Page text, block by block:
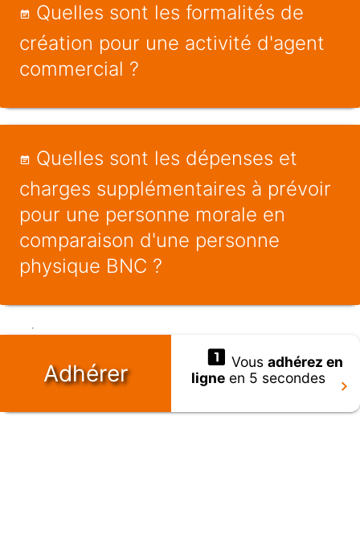
Quelles sont les formalités de
création pour une activité d'agent
commercial ?
Quelles sont les dépenses et
charges supplémentaires à prévoir
pour une personne morale en
comparaison d'une personne
physique BNC ?
Adhérer Vousadhérez en
ligneen 5 secondes